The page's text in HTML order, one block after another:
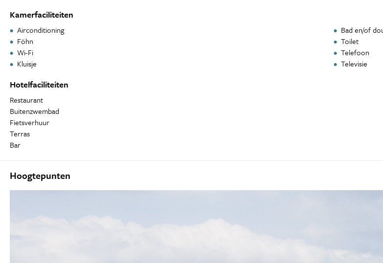
Kamerfaciliteiten
Airconditioning
Bad en/of
Föhn
Toilet
Wi-Fi
Telefoon
Kluisje
Televisie
Hotelfaciliteiten
Restaurant
Buitenzwembad
Fietsverhuur
Terras
Bar
Hoogtepunten